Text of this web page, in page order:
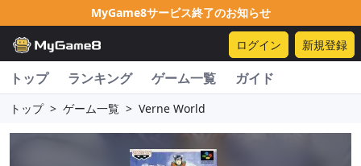
MyGame8サービス終了のお知らせ
ログイン 新規登録
トップ ランキング ゲーム一覧 ガイド
トップ > ゲーム一覧 > Verne World